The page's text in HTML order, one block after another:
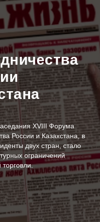
XVIII Форума
России и Казахстана, в
двух стран, стало
ограничений